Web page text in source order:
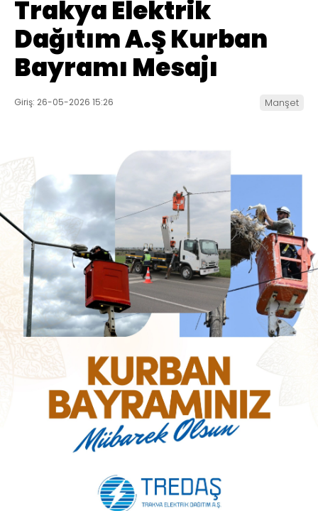
Trakya Elektrik
Dağıtım A.Ş Kurban
Bayramı Mesajı
Giriş: 26-05-2026 15:26 Manşet